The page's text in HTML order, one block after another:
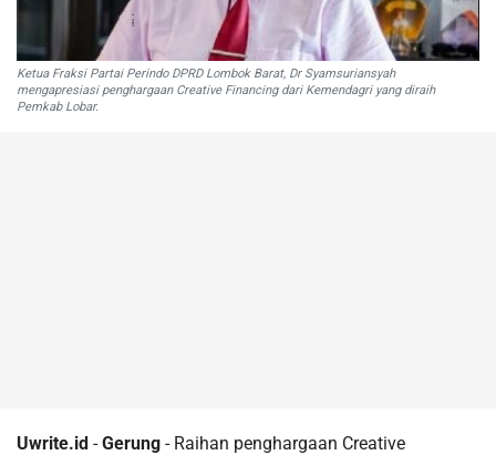
Ketua Fraksi Partai Perindo DPRD Lombok Barat, Dr Syamsuriansyah
mengapresiasi penghargaan Creative Financing dari Kemendagri yang diraih
Pemkab Lobar.
Uwrite.id -Gerung - Raihan penghargaan Creative